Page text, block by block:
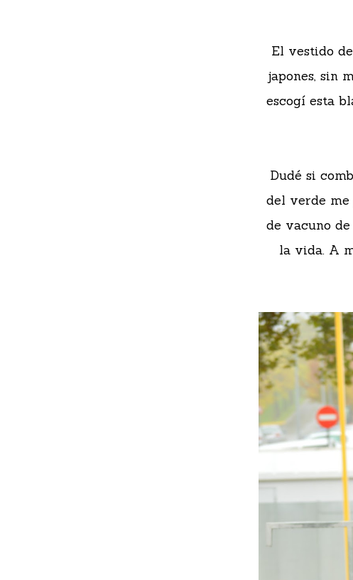
El vestido
japones, sin
escogí esta
Dudé si
del verde me
de vacuno de
la vida. A